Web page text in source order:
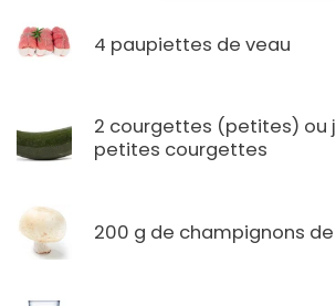
4 paupiettes de veau
2 courgettes (petites) ou
petites courgettes
200 g de champignons de